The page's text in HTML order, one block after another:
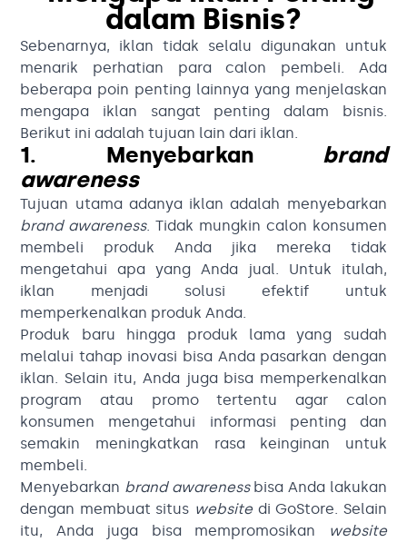
dalam Bisnis?
Sebenarnya, iklan tidak selalu digunakan untuk
menarik perhatian para calon pembeli. Ada
beberapa poin penting lainnya yang menjelaskan
mengapa iklan sangat penting dalam bisnis.
Berikut ini adalah tujuan lain dari iklan.
1. Menyebarkan brand
awareness
Tujuan utama adanya iklan adalah menyebarkan
brand awareness. Tidak mungkin calon konsumen
membeli produk Anda jika mereka tidak
mengetahui apa yang Anda jual. Untuk itulah,
iklan menjadi solusi efektif untuk
memperkenalkan produk Anda.
Produk baru hingga produk lama yang sudah
melalui tahap inovasi bisa Anda pasarkan dengan
iklan. Selain itu, Anda juga bisa memperkenalkan
program atau promo tertentu agar calon
konsumen mengetahui informasi penting dan
semakin meningkatkan rasa keinginan untuk
membeli.
Menyebarkan brand awarenessbisa Anda lakukan
dengan membuat situs websitediGoStore . Selain
itu, Anda juga bisa mempromosikan
website